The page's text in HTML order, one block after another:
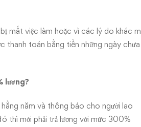
mất việc làm hoặc vì các lý do khác
thanh toán bằng tiền những ngày chưa
lương?
năm và thông báo cho người lao
thì mới phải trả lương với mức 300%